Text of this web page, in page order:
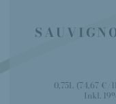
0,75L (74,67 €/
Inkl.